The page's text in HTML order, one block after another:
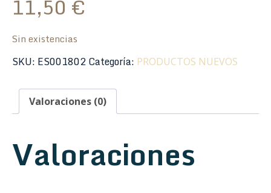
11,50 €
Sin existencias
SKU: ES001802Categoría: PRODUCTOS NUEVOS
Valoraciones (0)
Valoraciones